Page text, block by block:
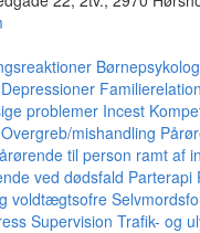
Depressioner
problemer Incest
Overgreb/mishandling
til person ramt af
ved dødsfald Parterapi
voldtægtsofre
Supervision Trafik- og